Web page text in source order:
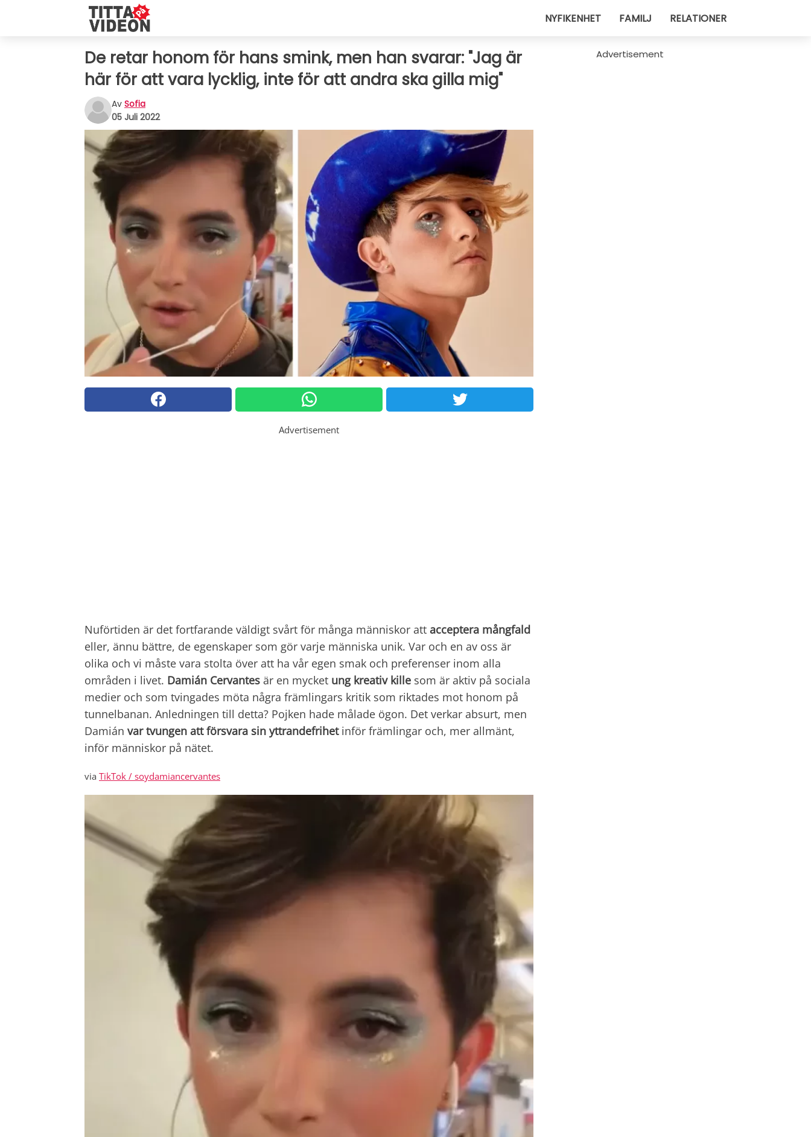
NYFIKENHET FAMILJ RELATIONER
De retar honom för hans smink, men han svarar: "Jag är
här för att vara lycklig, inte för att andra ska gilla mig"
Av Sofia
05 Juli 2022
Advertisement
Nuförtiden är det fortfarande väldigt svårt för många människor att acceptera mångfald
eller, ännu bättre, de egenskaper som gör varje människa unik. Var och en av oss är
olika och vi måste vara stolta över att ha vår egen smak och preferenser inom alla
områden i livet. Damián Cervantes är en mycket ung kreativ kille som är aktiv på sociala
medier och som tvingades möta några främlingars kritik som riktades mot honom på
tunnelbanan. Anledningen till detta? Pojken hade målade ögon. Det verkar absurt, men
Damián var tvungen att försvara sin yttrandefrihetinför främlingar och, mer allmänt,
inför människor på nätet.
via TikTok / soydamiancervantes
Advertisement